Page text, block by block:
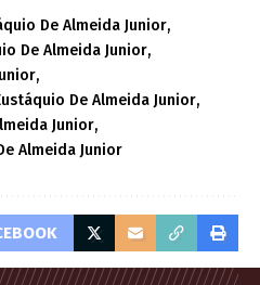
De Almeida Junior
De Almeida Junior
De Almeida Junior
Junior
Almeida Junior